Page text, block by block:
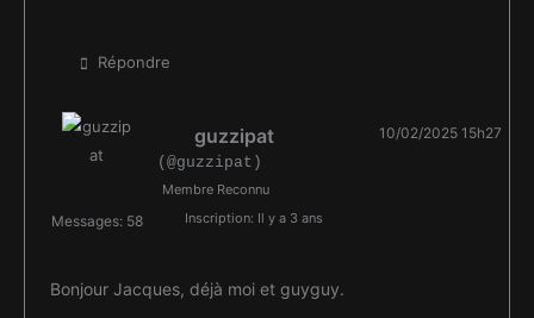
Répondre
Messages: 58
guzzipat
10/02/2025 15h27
(@guzzipat)
Membre Reconnu
Inscription: Il y a 3 ans
Bonjour Jacques, déjà moi et guyguy.